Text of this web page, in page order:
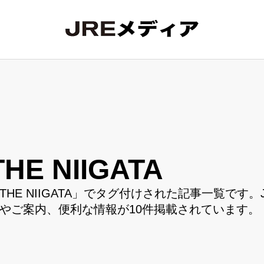
NIIGATA
NIIGATA」でタグ付けされた記事一覧です
ご案内、便利な情報が10件掲載されています。